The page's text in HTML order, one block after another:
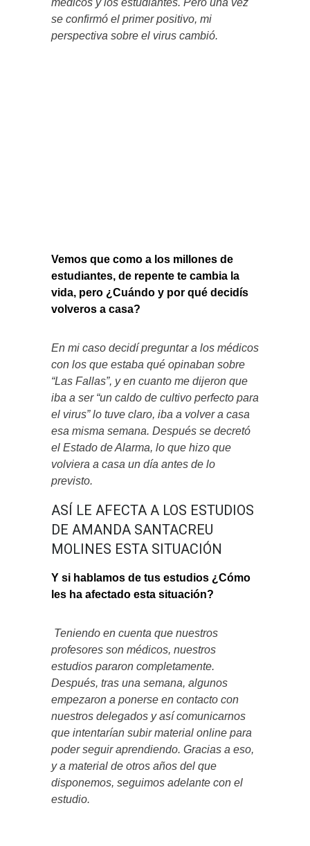
se confirmó el primer positivo, mi
perspectiva sobre el virus cambió.
Vemos que como a los millones de
estudiantes, de repente te cambia la
vida, pero ¿Cuándo y por qué decidís
volveros a casa?
En mi caso decidí preguntar a los médicos
con los que estaba qué opinaban sobre
“Las Fallas”, y en cuanto me dijeron que
iba a ser “un caldo de cultivo perfecto para
el virus” lo tuve claro, iba a volver a casa
esa misma semana. Después se decretó
el Estado de Alarma, lo que hizo que
volviera a casa un día antes de lo
previsto.
ASÍ LE AFECTA A LOS ESTUDIOS
DE AMANDA SANTACREU
MOLINES ESTA SITUACIÓN
Y si hablamos de tus estudios ¿Cómo
les ha afectado esta situación?
Teniendo en cuenta que nuestros
profesores son médicos, nuestros
estudios pararon completamente.
Después, tras una semana, algunos
empezaron a ponerse en contacto con
nuestros delegados y así comunicarnos
que intentarían subir material online para
poder seguir aprendiendo. Gracias a eso,
y a material de otros años del que
disponemos, seguimos adelante con el
estudio.